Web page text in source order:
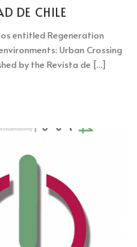
DE CHILE
entitled Regeneration
Urban Crossing
by the Revista de [...]